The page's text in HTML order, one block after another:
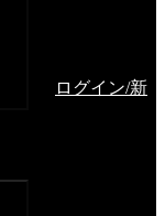
ログイン/新